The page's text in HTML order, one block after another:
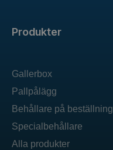
Produkter
Gallerbox
Pallpålägg
Behållare på beställning
Specialbehållare
Alla produkter